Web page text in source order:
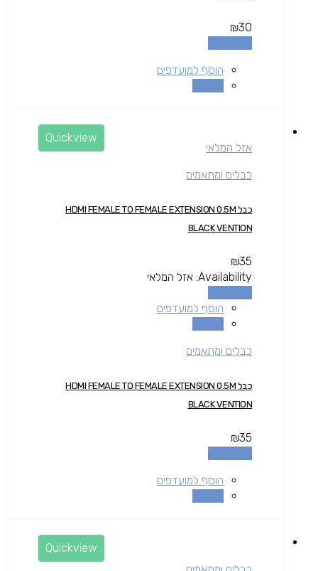
₪30
הוסף למועדפים
Quickview
אזל המלאי
כבלים ומתאמים
כבל HDMI FEMALE TO FEMALE EXTENSION 0.5M
BLACK VENTION
₪35
Availability: אזל המלאי
הוסף למועדפים
כבלים ומתאמים
כבל HDMI FEMALE TO FEMALE EXTENSION 0.5M
BLACK VENTION
₪35
הוסף למועדפים
Quickview